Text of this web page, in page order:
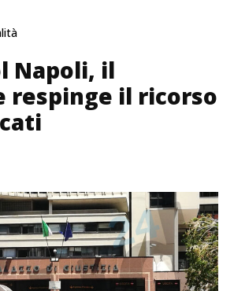
Napoli, il
respinge il ricorso